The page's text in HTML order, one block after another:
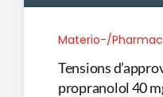
Materio-/
Tensions
propranolol 40